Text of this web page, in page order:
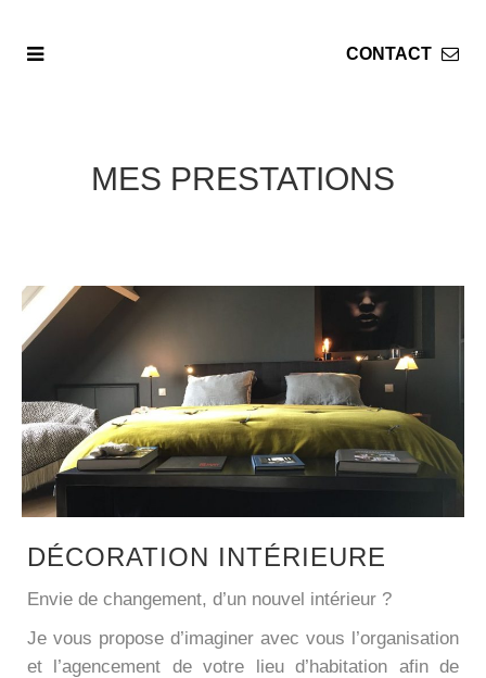
MES PRESTATIONS
DÉCORATION INTÉRIEURE
Envie de changement, d’un nouvel intérieur ?
Je vous propose d’imaginer avec vous l’organisation
et l’agencement de votre lieu d’habitation afin de